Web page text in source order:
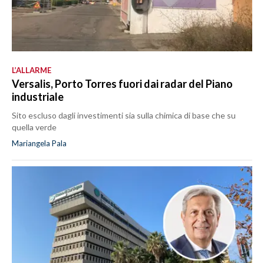
L’ALLARME
Versalis, Porto Torres fuori dai radar del Piano
industriale
Sito escluso dagli investimenti sia sulla chimica di base che su
quella verde
Mariangela Pala